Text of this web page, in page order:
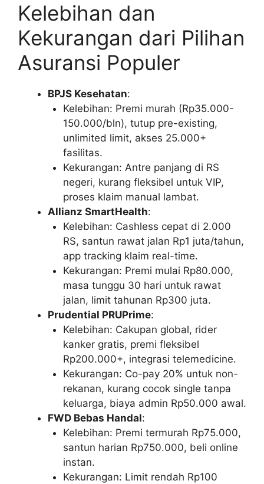
Kelebihan dan
Kekurangan dari Pilihan
Asuransi Populer
BPJS Kesehatan:
Kelebihan: Premi murah (Rp35.000-
150.000/bln), tutup pre-existing,
unlimited limit, akses 25.000+
fasilitas.
Kekurangan: Antre panjang di RS
negeri, kurang fleksibel untuk VIP,
proses klaim manual lambat.
Allianz SmartHealth:
Kelebihan: Cashless cepat di 2.000
RS, santun rawat jalan Rp1 juta/tahun,
app tracking klaim real-time.
Kekurangan: Premi mulai Rp80.000,
masa tunggu 30 hari untuk rawat
jalan, limit tahunan Rp300 juta.
Prudential PRUPrime:
Kelebihan: Cakupan global, rider
kanker gratis, premi fleksibel
Rp200.000+, integrasi telemedicine.
Kekurangan: Co-pay 20% untuk non-
rekanan, kurang cocok single tanpa
keluarga, biaya admin Rp50.000 awal.
FWD Bebas Handal:
Kelebihan: Premi termurah Rp75.000,
santun harian Rp750.000, beli online
instan.
Kekurangan: Limit rendah Rp100